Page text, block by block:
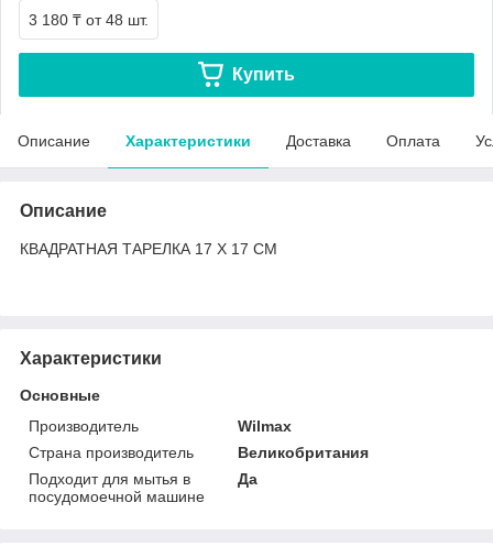
3 180 ₸ от 48 шт.
Купить
Описание Характеристики Доставка Оплата
Описание
КВАДРАТНАЯ ТАРЕЛКА 17 Х 17 СМ
Характеристики
Основные
Производитель
Wilmax
Страна производитель
Великобритания
Подходит для мытья в
посудомоечной машине
Да